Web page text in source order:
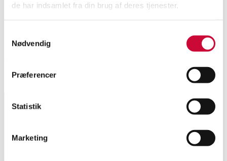
de har indsamlet fra din brug af deres tjenester.
Nødvendig
Præferencer
Statistik
Marketing
Formgivet i 1954. Fremstillet hos Getama, model GE-258. Brændemærket
fra Getama. Fremstår med fletdefekt, nogle pleeter på hynde samt enkelt